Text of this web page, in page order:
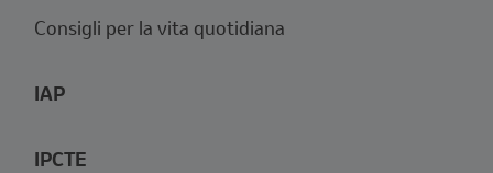
Consigli per la vita quotidiana
IAP
IPCTE